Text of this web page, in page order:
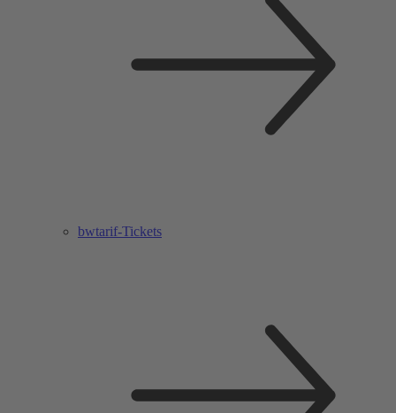
bwtarif-Tickets